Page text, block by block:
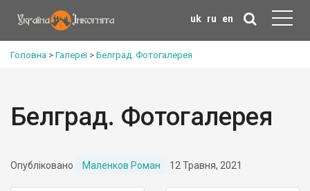
uk ru en
Головна > Галереї> Белград. Фотогалерея
Белград. Фотогалерея
Опубліковано Маленков Роман 12 Травня, 2021